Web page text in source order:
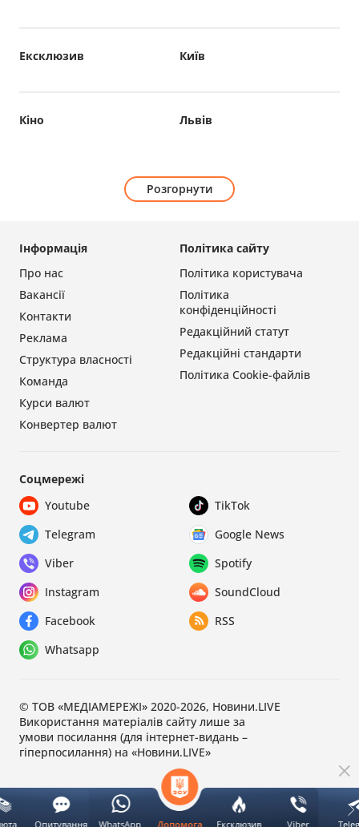
Допомога Ексклюзив Viber
Опитування WhatsApp
Ексклюзив Київ
Кіно Львів
Розгорнути
Політика сайту
Політика користувача
Політика
конфіденційності
Редакційний статут
Редакційні стандарти
Політика Cookie-файлів
Інформація
Про нас
Вакансії
Контакти
Реклама
Структура власності
Команда
Курси валют
Конвертер валют
Соцмережі
Youtube
TikTok
Telegram
Google News
Viber
Spotify
Instagram
SoundCloud
Facebook
RSS
Whatsapp
© ТОВ «МЕДІАМЕРЕЖІ» 2020-2026, Новини.LIVE
Використання матеріалів сайту лише за
умови посилання (для інтернет-видань –
гіперпосилання) на «Новини.LIVE»